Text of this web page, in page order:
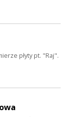
płyty pt. "Raj".